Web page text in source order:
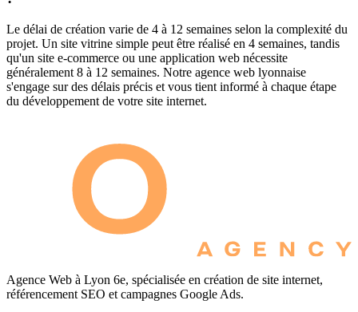
Le délai de création varie de 4 à 12 semaines selon la complexité du
projet. Un site vitrine simple peut être réalisé en 4 semaines, tandis
qu'un site e-commerce ou une application web nécessite
généralement 8 à 12 semaines. Notre agence web lyonnaise
s'engage sur des délais précis et vous tient informé à chaque étape
du développement de votre site internet.
Agence Web à Lyon 6e, spécialisée en création de site internet,
référencement SEO et campagnes Google Ads.